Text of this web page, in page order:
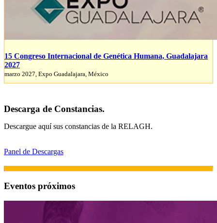
15 Congreso Internacional de Genética Humana, Guadalajara
2027
marzo 2027, Expo Guadalajara, México
Descarga de Constancias.
Descargue aquí sus constancias de la RELAGH.
Panel de Descargas
Eventos próximos